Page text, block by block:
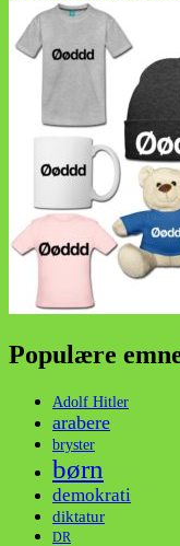
Populære
Adolf Hitler
arabere
bryster
børn
demokrati
diktatur
DR